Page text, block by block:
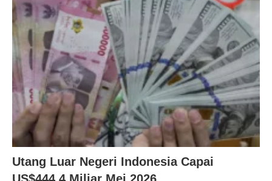
Utang Luar Negeri Indonesia Capai
US$444,4 Miliar Mei 2026